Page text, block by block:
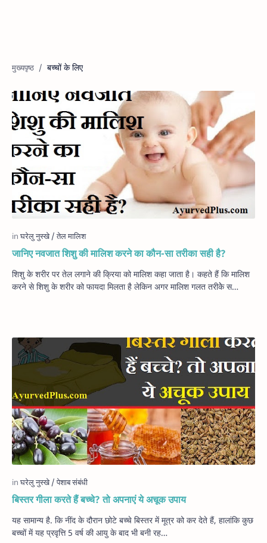
बच्चों के लिए
जानिए नवजात शिशु की मालिश करने का कौन-सा तरीका सही है?
शिशु के शरीर पर तेल लगाने की क्रिया को मालिश कहा जाता है। कहते हैं कि मालिश
करने से शिशु के शरीर को फायदा मिलता है लेकिन अगर मालिश गलत तरीकेे स…
बिस्तर गीला करते हैं बच्चे? तो अपनाएं ये अचूक उपाय
यह सामान्य है. कि नींद के दौरान छोटे बच्चे बिस्तर में मूत्र को कर देते हैं, हालांकि कुछ
बच्चों में यह प्रवृत्ति 5 वर्ष की आयु के बाद भी बनी रह…